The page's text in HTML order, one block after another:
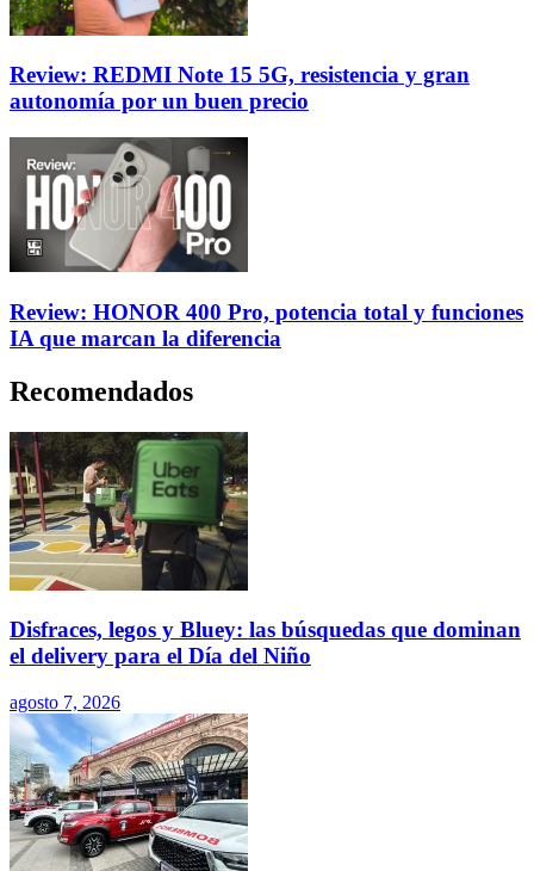
Review: REDMI Note 15 5G, resistencia y gran
autonomía por un buen precio
Review: HONOR 400 Pro, potencia total y funciones
IA que marcan la diferencia
Recomendados
Disfraces, legos y Bluey: las búsquedas que dominan
el delivery para el Día del Niño
agosto 7, 2026